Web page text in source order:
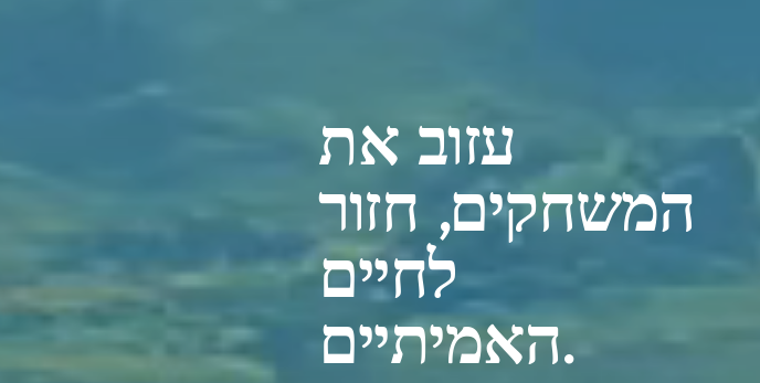
עזוב את
המשחקים, חזור
לחיים
האמיתיים.